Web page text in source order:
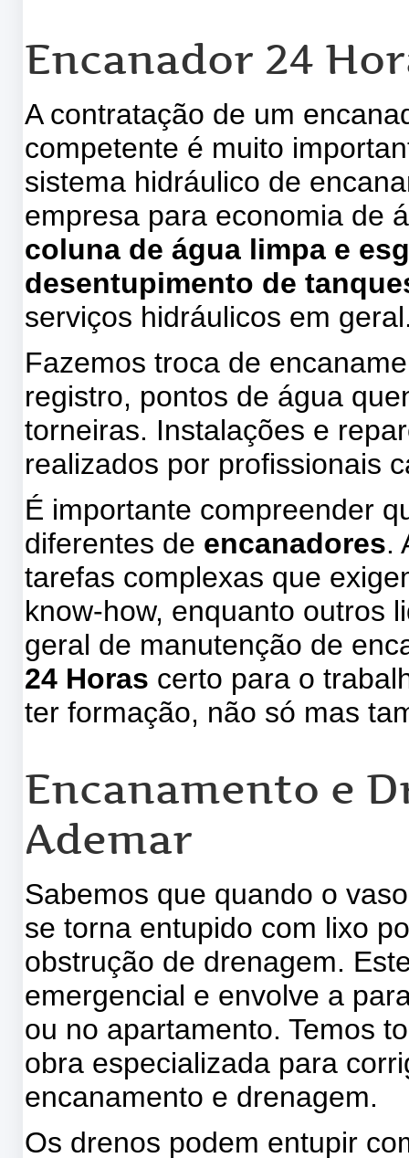
Encanador 24
A contratação de um
competente é muito
sistema hidráulico de
empresa para economia de
coluna de água limpa e
desentupimento de
serviços hidráulicos em
Fazemos troca de
registro, pontos de água
torneiras. Instalações e
realizados por profissionais
É importante compreender
diferentes de encanadores.
tarefas complexas que
know-how, enquanto outros
geral de manutenção de
24 Horas certo para o
ter formação, não só mas
Encanamento e
Ademar
Sabemos que quando o
se torna entupido com lixo
obstrução de drenagem.
emergencial e envolve a
ou no apartamento. Temos
obra especializada para
encanamento e drenagem.
Os drenos podem entupir